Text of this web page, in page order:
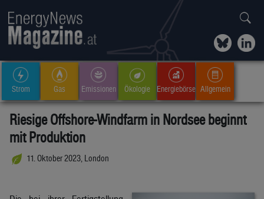
Strom Gas Emissionen Ökologie Energiebörse Allgemein
Riesige Offshore-Windfarm in Nordsee beginnt
mit Produktion
11. Oktober 2023, London